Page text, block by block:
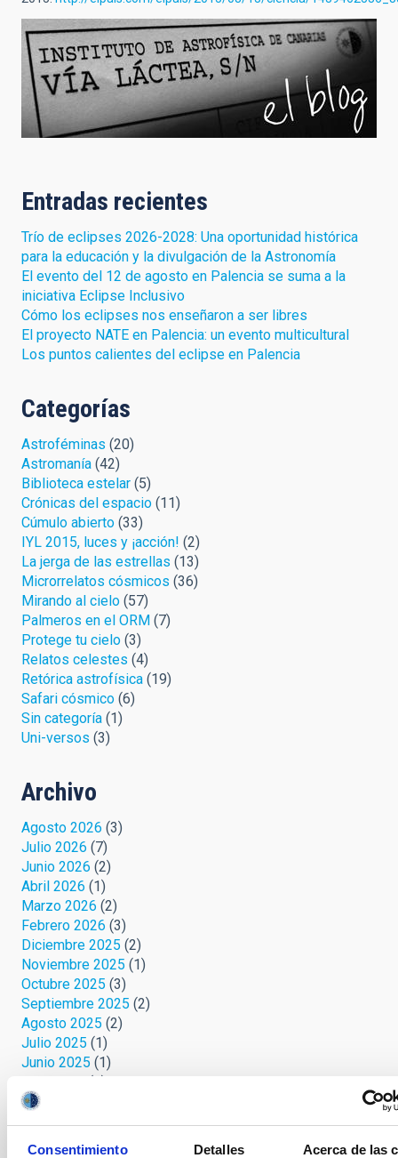
Consentimiento Detalles Acerca de las
Entradas recientes
Trío de eclipses 2026-2028: Una oportunidad histórica
para la educación y la divulgación de la Astronomía
El evento del 12 de agosto en Palencia se suma a la
iniciativa Eclipse Inclusivo
Cómo los eclipses nos enseñaron a ser libres
El proyecto NATE en Palencia: un evento multicultural
Los puntos calientes del eclipse en Palencia
Categorías
Astroféminas (20)
Astromanía (42)
Biblioteca estelar (5)
Crónicas del espacio (11)
Cúmulo abierto (33)
IYL 2015, luces y ¡acción! (2)
La jerga de las estrellas (13)
Microrrelatos cósmicos (36)
Mirando al cielo (57)
Palmeros en el ORM (7)
Protege tu cielo (3)
Relatos celestes (4)
Retórica astrofísica (19)
Safari cósmico (6)
Sin categoría (1)
Uni-versos (3)
Archivo
Agosto 2026 (3)
Julio 2026 (7)
Junio 2026 (2)
Abril 2026 (1)
Marzo 2026 (2)
Febrero 2026 (3)
Diciembre 2025 (2)
Noviembre 2025 (1)
Octubre 2025 (3)
Septiembre 2025 (2)
Agosto 2025 (2)
Julio 2025 (1)
Junio 2025 (1)
Marzo 2025
Febrero 2025(1)
Octubre 2024